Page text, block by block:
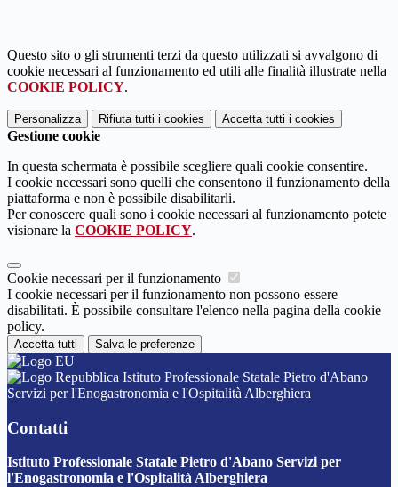
Questo sito o gli strumenti terzi da questo utilizzati si avvalgono di
cookie necessari al funzionamento ed utili alle finalità illustrate nella
COOKIE POLICY.
Personalizza Rifiuta tutti i cookies Accetta tutti i cookies
Gestione cookie
In questa schermata è possibile scegliere quali cookie consentire.
I cookie necessari sono quelli che consentono il funzionamento della
piattaforma e non è possibile disabilitarli.
Per conoscere quali sono i cookie necessari al funzionamento potete
visionare la COOKIE POLICY.
Cookie necessari per il funzionamento
I cookie necessari per il funzionamento non possono essere
disabilitati. È possibile consultare l'elenco nella pagina della cookie
policy.
Accetta tutti Salva le preferenze
Istituto Professionale Statale Pietro d'Abano
Servizi per l'Enogastronomia e l'Ospitalità Alberghiera
Contatti
Istituto Professionale Statale Pietro d'Abano Servizi per
l'Enogastronomia e l'Ospitalità Alberghiera